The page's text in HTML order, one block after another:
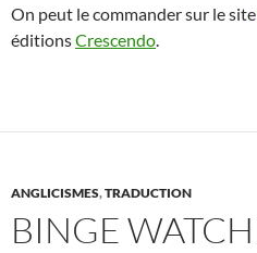
On peut le commander sur le site
éditionsCrescendo
ANGLICISMES,TRADUCTION
BINGE